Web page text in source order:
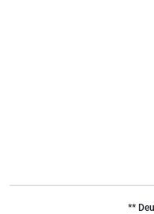
**